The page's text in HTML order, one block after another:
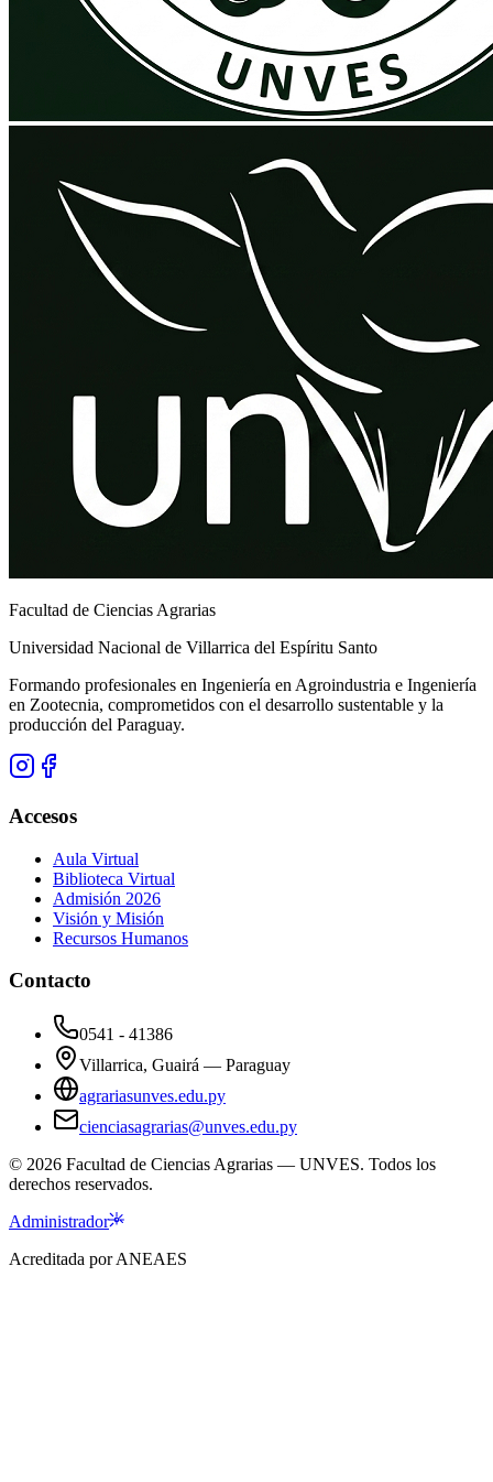
Facultad de Ciencias Agrarias
Universidad Nacional de Villarrica del Espíritu Santo
Formando profesionales en Ingeniería en Agroindustria e Ingeniería
en Zootecnia, comprometidos con el desarrollo sustentable y la
producción del Paraguay.
Accesos
Aula Virtual
Biblioteca Virtual
Admisión 2026
Visión y Misión
Recursos Humanos
Contacto
0541 - 41386
Villarrica, Guairá — Paraguay
agrariasunves.edu.py
cienciasagrarias@unves.edu.py
© 2026 Facultad de Ciencias Agrarias — UNVES. Todos los
derechos reservados.
Administrador
Acreditada por ANEAES